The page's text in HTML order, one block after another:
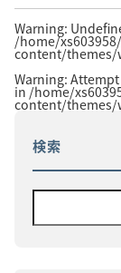
Warning:
/home/
content/themes/
Warning:
in /home/
content/themes/
検索